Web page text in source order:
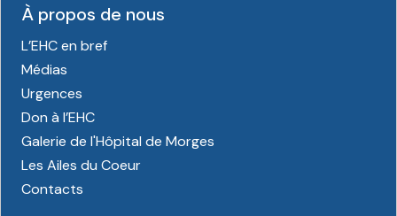
À propos de nous
L’EHC en bref
Médias
Urgences
Don à l’EHC
Galerie de l'Hôpital de Morges
Les Ailes du Coeur
Contacts